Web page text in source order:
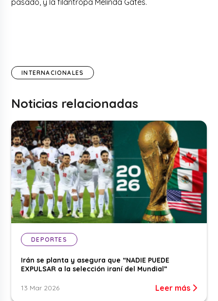
pasado, y la filántropa Melinda Gates.
INTERNACIONALES
Noticias relacionadas
DEPORTES
Irán se planta y asegura que “NADIE PUEDE
EXPULSAR a la selección iraní del Mundial”
13 Mar 2026 Leer más